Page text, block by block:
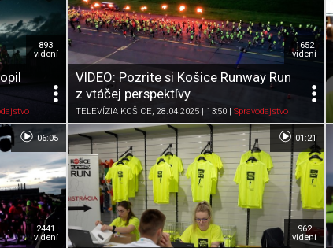
Pozrieť neskôr
K obľúbeným
Zdieľať
893
videní
VIDEO: Pozrite si Košice Runway Run
z vtáčej perspektívy
TELEVÍZIA KOŠICE, 28.04.2025 | 13:50| Spravodajstvo
1652
videní
2441
videní
06:05
962
videní
01:21